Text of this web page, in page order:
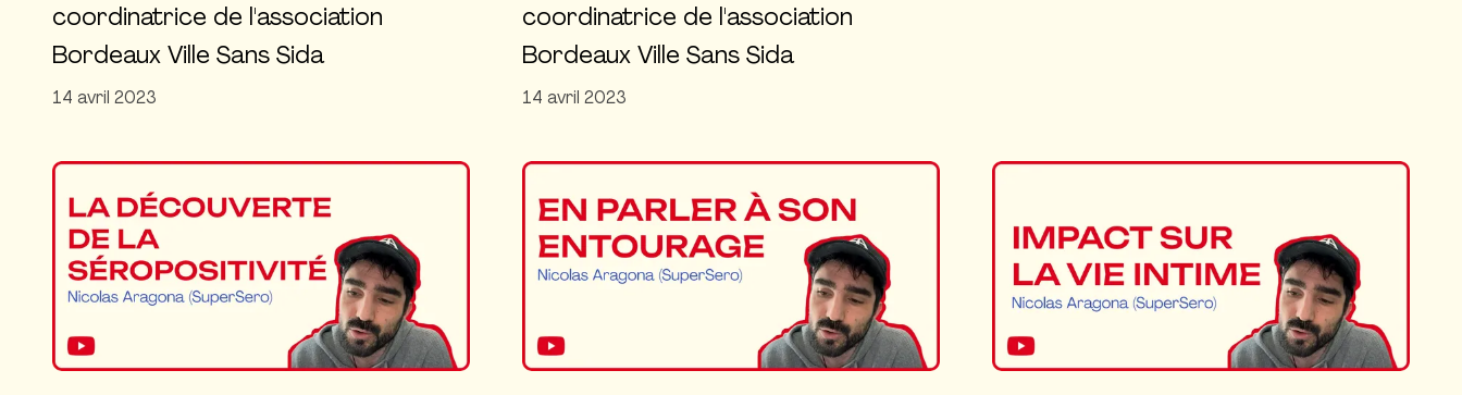
coordinatrice de l'association
Bordeaux Ville Sans Sida
14 avril 2023
coordinatrice de l'association
Bordeaux Ville Sans Sida
14 avril 2023